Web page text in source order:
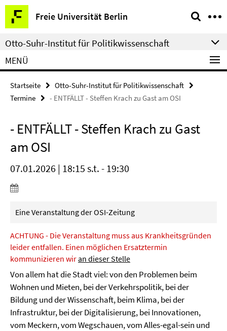
Springe
direkt
zu
Inhalt
Freie Universität Berlin
Service-
Navigation
Otto-Suhr-Institut für Politikwissenschaft
MENÜ
Startseite
Otto-Suhr-Institut für Politikwissenschaft
Termine
- ENTFÄLLT - Steffen Krach zu Gast am OSI
- ENTFÄLLT - Steffen Krach zu Gast
am OSI
07.01.2026 | 18:15 s.t. - 19:30
Eine Veranstaltung der OSI-Zeitung
ACHTUNG - Die Veranstaltung muss aus Krankheitsgründen
leider entfallen. Einen möglichen Ersatztermin
kommunizieren wiran dieser Stelle
Von allem hat die Stadt viel: von den Problemen beim
Wohnen und Mieten, bei der Verkehrspolitik, bei der
Bildung und der Wissenschaft, beim Klima, bei der
Infrastruktur, bei der Digitalisierung, bei Innovationen,
vom Meckern, vom Wegschauen, vom Alles-egal-sein und